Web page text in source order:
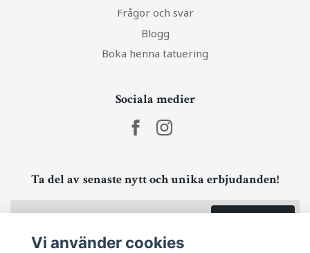
Frågor och svar
Blogg
Boka henna tatuering
Sociala medier
Ta del av senaste nytt och unika erbjudanden!
Vi använder cookies